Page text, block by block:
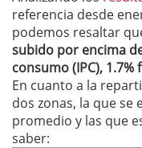
referencia desde
podemos resaltar
subido por encima
consumo (IPC), 1.7%
En cuanto a la
dos zonas, la que
promedio y las que
saber: